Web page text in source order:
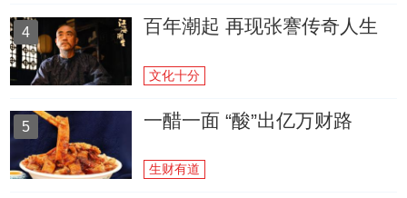
4 百年潮起 再现张謇传奇人生
文化十分
5 一醋一面 “酸”出亿万财路
生财有道